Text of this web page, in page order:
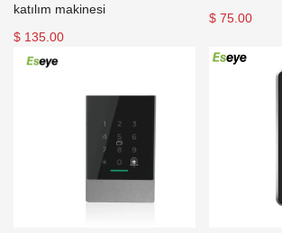
katılım makinesi
$ 135.00
$ 75.00